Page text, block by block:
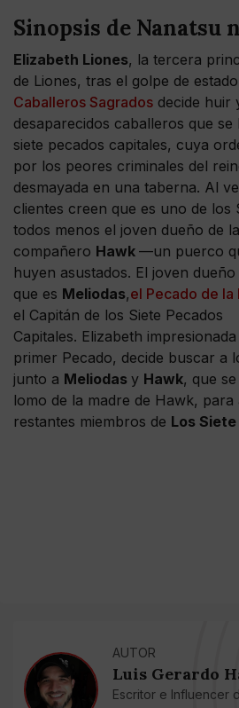
Sinopsis de Nanatsu
Elizabeth Liones, la tercera
de Liones, tras el golpe de
Caballeros Sagrados decide huir
desaparecidos caballeros que
siete pecados capitales, cuya
por los peores criminales del
desmayada en una taberna. Al
clientes creen que es uno de los
todos menos el joven dueño de
compañero Hawk —un puerco
huyen asustados. El joven
que es Meliodas,el Pecado de la
el Capitán de los Siete Pecados
Capitales. Elizabeth
primer Pecado, decide buscar a
junto a Meliodas y Hawk, que
lomo de la madre de Hawk,
restantes miembros de Los
AUTOR
Luis Gerardo
Escritor e Influencer